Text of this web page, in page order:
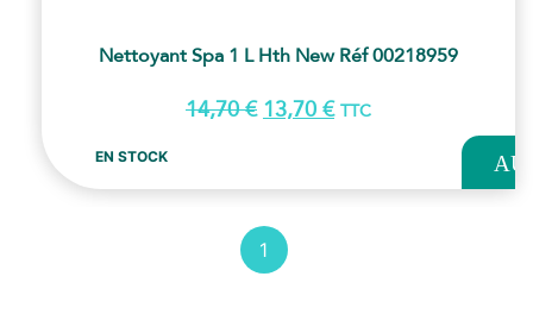
Nettoyant Spa 1 L Hth New Réf 00218959
EN STOCK
14,70€ 13,70€ TTC
AU
1